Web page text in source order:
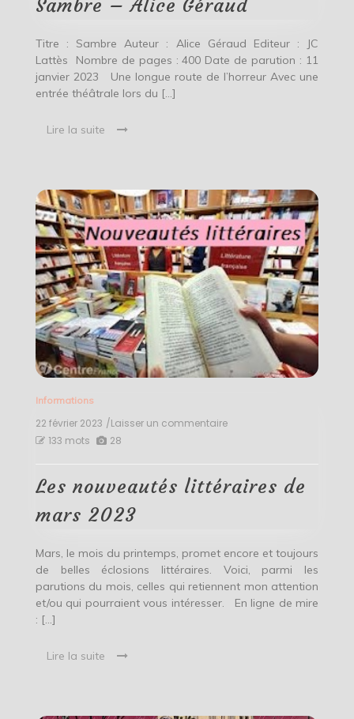
Sambre – Alice Géraud
Titre : Sambre Auteur : Alice Géraud Editeur : JC
Lattès Nombre de pages : 400 Date de parution : 11
janvier 2023 Une longue route de l’horreur Avec une
entrée théâtrale lors du […]
Lire la suite
Informations
22 février 2023 /Laisser un commentaireon
mars
133 mots 28
Les nouveautés littéraires de
mars 2023
Mars, le mois du printemps, promet encore et toujours
de belles éclosions littéraires. Voici, parmi les
parutions du mois, celles qui retiennent mon attention
et/ou qui pourraient vous intéresser. En ligne de mire
: […]
Lire la suite